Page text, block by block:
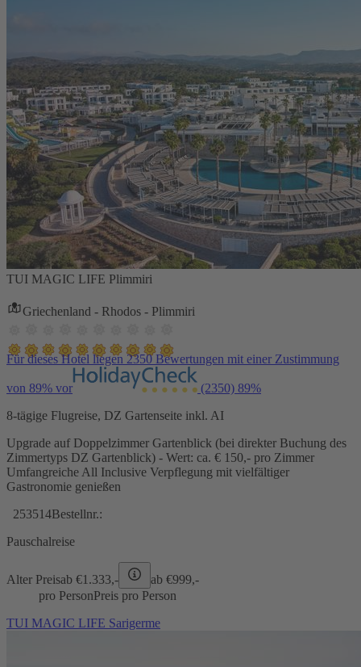
TUI MAGIC LIFE Plimmiri
Griechenland - Rhodos - Plimmiri
Für dieses Hotel liegen 2350 Bewertungen mit einer Zustimmung
von 89% vor (2350) 89%
8-tägige Flugreise, DZ Gartenseite inkl. AI
Upgrade auf Doppelzimmer Gartenblick (bei direkter Buchung des
Zimmertyps DZ Gartenblick) - Wert: ca. € 150,- pro Zimmer
Umfangreiche All Inclusive Verpflegung mit vielfältiger
Gastronomie genießen
253514Bestellnr.:
Pauschalreise
Alter Preisab €1.333,- ab €999,-
pro PersonPreis pro Person
TUI MAGIC LIFE Sarigerme